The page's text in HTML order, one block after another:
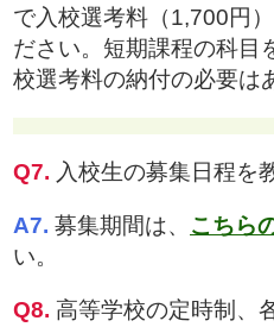
で入校選考料（1,700円
ださい。短期課程の科目
校選考料の納付の必要は
Q7. 入校生の募集日程を
A7. 募集期間は、 こちら
い。
Q8. 高等学校の定時制、